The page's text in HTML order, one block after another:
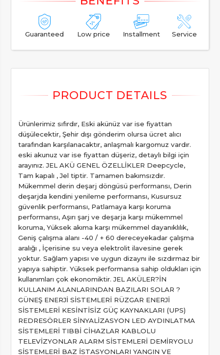
Guaranteed Low price Installment Service
Ürünlerimiz sıfırdır, Eski akünüz var ise fiyattan
düşülecektir, Şehir dışı gönderim olursa ücret alıcı
tarafından karşılanacaktır, anlaşmalı kargomuz vardır.
eski akunuz var ise fiyattan düşeriz, detaylı bilgi için
arayınız. JEL AKÜ GENEL ÖZELLİKLER Deepcycle,
Tam kapalı , Jel tiptir. Tamamen bakımsızdır.
Mükemmel derin deşarj döngüsü performansı, Derin
deşarjda kendini yenileme performansı, Kusursuz
güvenlik performansı, Patlamaya karşı koruma
performansı, Aşırı şarj ve deşarja karşı mükemmel
koruma, Yüksek akıma karşı mükemmel dayanıklılık,
Geniş çalışma alanı -40 / + 60 dereceyekadar çalışma
aralığı , İçerisine su veya elektrolit ilavesine gerek
yoktur. Sağlam yapısı ve uygun dizaynı ile sızdırmaz bir
yapıya sahiptir. Yüksek performansa sahip oldukları için
kullanımları çok ekonomiktir. JEL AKÜLER?İN
KULLANIM ALANLARINDAN BAZILARI SOLAR ?
GÜNEŞ ENERJİ SİSTEMLERİ RÜZGAR ENERJİ
SİSTEMLERİ KESİNTİSİZ GÜÇ KAYNAKLARI (UPS)
REDRESÖRLER SİNYALİZASYON LED AYDINLATMA
SİSTEMLERİ TIBBİ CİHAZLAR KABLOLU
TELEVİZYONLAR ALARM SİSTEMLERİ DEMİRYOLU
SİSTEMLERİ BAZ İSTASYONLARI YANGIN VE